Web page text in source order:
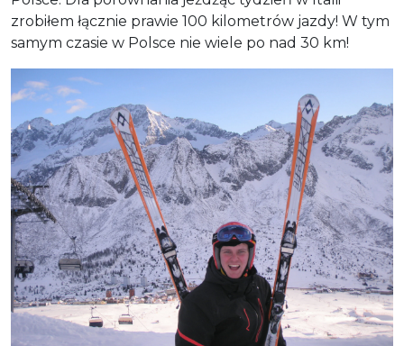
zrobiłem łącznie prawie 100 kilometrów jazdy! W tym
samym czasie w Polsce nie wiele po nad 30 km!